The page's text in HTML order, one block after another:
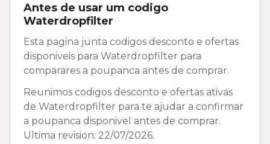
Antes de usar um codigo
Waterdropfilter
Esta pagina junta codigos desconto e ofertas
disponiveis para Waterdropfilter para
comparares a poupanca antes de comprar.
Reunimos codigos desconto e ofertas ativas
de Waterdropfilter para te ajudar a confirmar
a poupanca disponivel antes de comprar.
Ultima revision: 22/07/2026.